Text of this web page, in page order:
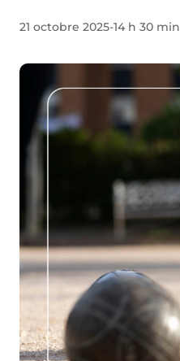
21 octobre 2025-14 h 30 min